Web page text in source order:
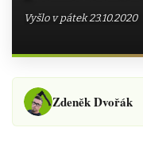
Vyšlo v pátek 23.10.2020
Zdeněk Dvořák